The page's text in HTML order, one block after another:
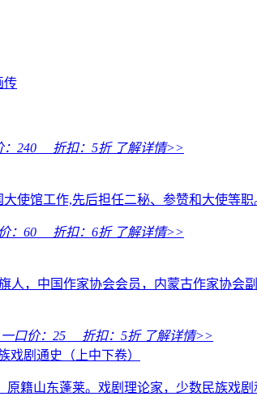
传
240 折扣： 5折 了解详情>>
使馆工作,先后担任二秘、参赞和大使等职
： 60 折扣： 6折 了解详情>>
人，中国作家协会会员，内蒙古作家协
口价： 25 折扣： 5折 了解详情>>
戏剧通史（上中下卷）
原籍山东蓬莱。戏剧理论家，少数民族